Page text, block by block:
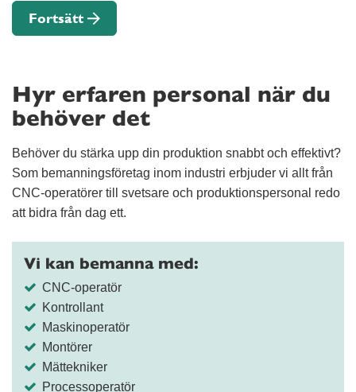
Fortsätt
Hyr erfaren personal när du
behöver det
Behöver du stärka upp din produktion snabbt och effektivt?
Som bemanningsföretag inom industri erbjuder vi allt från
CNC-operatörer till svetsare och produktionspersonal redo
att bidra från dag ett.
Vi kan bemanna med:
CNC-operatör
Kontrollant
Maskinoperatör
Montörer
Mättekniker
Processoperatör